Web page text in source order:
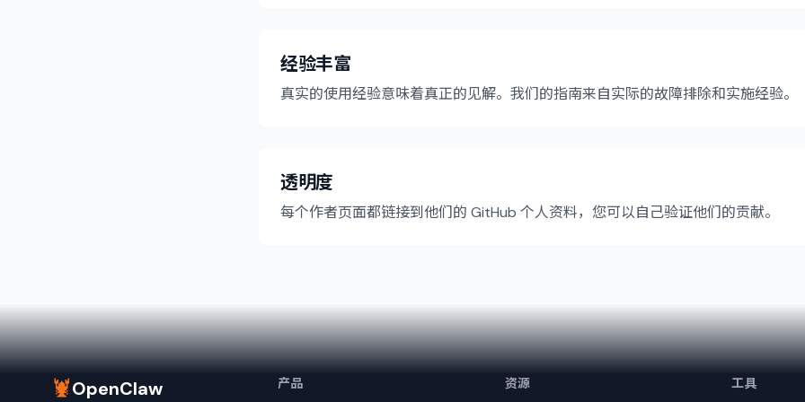
经验丰富
真实的使用经验意味着真正的见解。我们的指南来自实际的故障排除和实施经验。
透明度
每个作者页面都链接到他们的 GitHub 个人资料，您可以自己验证他们的贡献。
🦞OpenClaw 产品 资源 工具